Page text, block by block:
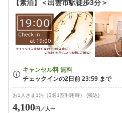
【素泊】＜出雲市駅徒歩3分＞
お1人さま1泊（3名1室利用時） (税込)
4,100円 ／人〜